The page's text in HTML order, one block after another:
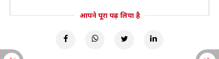
आपने पूरा पढ़ लिया है